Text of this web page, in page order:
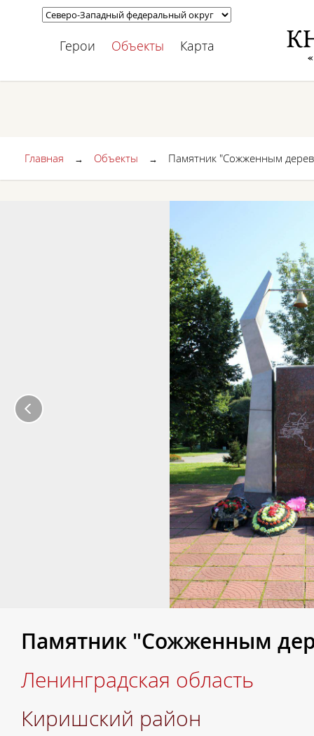
Герои Объекты Карта
Главная → Объекты → Памятник "Сожженным
Памятник "Сожженным
Ленинградская область
Киришский район